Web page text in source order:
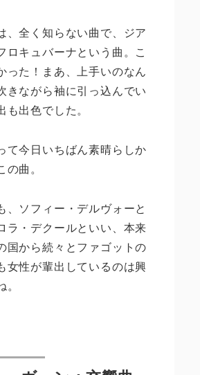
、全く知らない曲で、ジア
ロキュバーナという曲。こ
った！まあ、上手いのなん
きながら袖に引っ込んでい
も出色でした。
て今日いちばん素晴らしか
曲。
、ソフィー・デルヴォーと
ラ・デクールといい、本来
国から続々とファゴットの
女性が輩出しているのは興